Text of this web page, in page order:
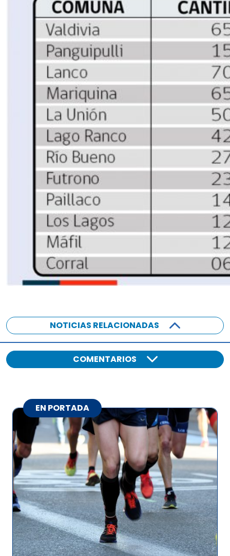
NOTICIAS RELACIONADAS
COMENTARIOS
EN PORTADA